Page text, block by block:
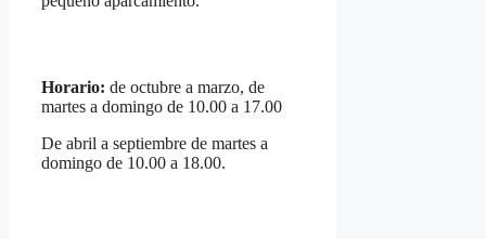
Horario: de octubre a marzo, de
martes a domingo de 10.00 a 17.00
De abril a septiembre de martes a
domingo de 10.00 a 18.00.